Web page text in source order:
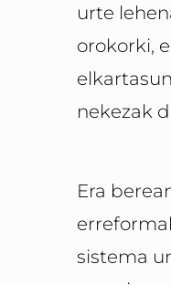
urte
orokorki,
nekezak
Era
sistema